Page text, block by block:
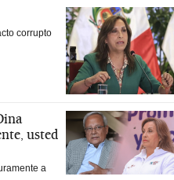
corrupto
usted
a